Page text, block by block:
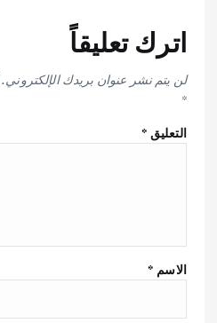
اترك تعليقاً
لن يتم نشر عنوان بريدك الإلكتروني.
*
التعليق*
الاسم *